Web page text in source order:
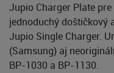
Jupio Charger Plate
jednoduchý doštičkový
Jupio Single Charger.
(Samsung) aj
BP-1030 a BP-1130.